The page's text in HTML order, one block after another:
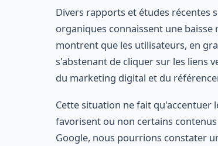
Divers rapports et études récentes
organiques connaissent une
montrent que les utilisateurs, en
s'abstenant de cliquer sur les liens
du marketing digital et du
Cette situation ne fait qu'accentuer
favorisent ou non certains
Google, nous pourrions constater